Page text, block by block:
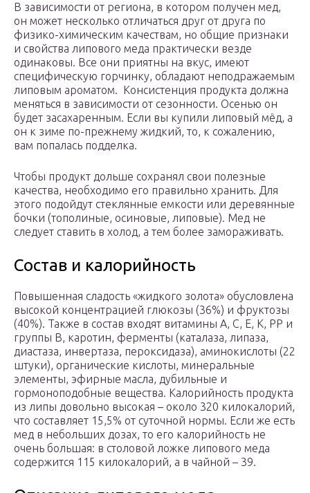
В зависимости от региона, в котором получен мед,
он может несколько отличаться друг от друга по
физико-химическим качествам, но общие признаки
и свойства липового меда практически везде
одинаковы. Все они приятны на вкус, имеют
специфическую горчинку, обладают неподражаемым
липовым ароматом. Консистенция продукта должна
меняться в зависимости от сезонности. Осенью он
будет засахаренным. Если вы купили липовый мёд, а
он к зиме по-прежнему жидкий, то, к сожалению,
вам попалась подделка.
Чтобы продукт дольше сохранял свои полезные
качества, необходимо его правильно хранить. Для
этого подойдут стеклянные емкости или деревянные
бочки (тополиные, осиновые, липовые). Мед не
следует ставить в холод, а тем более замораживать.
Состав и калорийность
Повышенная сладость «жидкого золота» обусловлена
высокой концентрацией глюкозы (36%) и фруктозы
(40%). Также в состав входят витамины А, С, Е, К, РР и
группы В, каротин, ферменты (каталаза, липаза,
диастаза, инвертаза, пероксидаза), аминокислоты (22
штуки), органические кислоты, минеральные
элементы, эфирные масла, дубильные и
гормоноподобные вещества. Калорийность продукта
из липы довольно высокая – около 320 килокалорий,
что составляет 15,5% от суточной нормы. Если же есть
мед в небольших дозах, то его калорийность не
очень большая: в столовой ложке липового меда
содержится 115 килокалорий, а в чайной – 39.